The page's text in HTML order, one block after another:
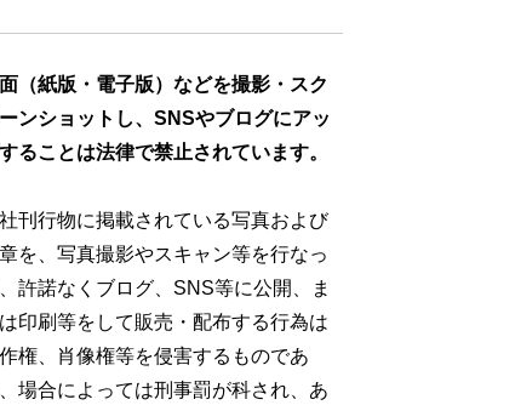
（紙版・電子版）などを撮影・スク
ンショットし、SNSやブログにアッ
ることは法律で禁止されています。
刊行物に掲載されている写真および
を、写真撮影やスキャン等を行なっ
許諾なくブログ、SNS等に公開、ま
印刷等をして販売・配布する行為は
権、肖像権等を侵害するものであ
場合によっては刑事罰が科され、あ